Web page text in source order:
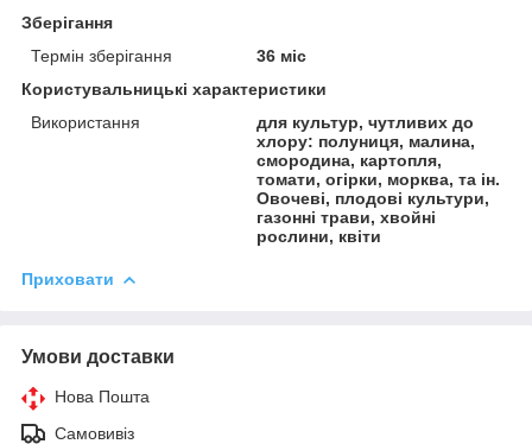
Зберігання
Термін зберігання
36 міс
Користувальницькі характеристики
Використання
для культур, чутливих до
хлору: полуниця, малина,
смородина, картопля,
томати, огірки, морква, та ін.
Овочеві, плодові культури,
газонні трави, хвойні
рослини, квіти
Приховати
Умови доставки
Нова Пошта
Самовивіз